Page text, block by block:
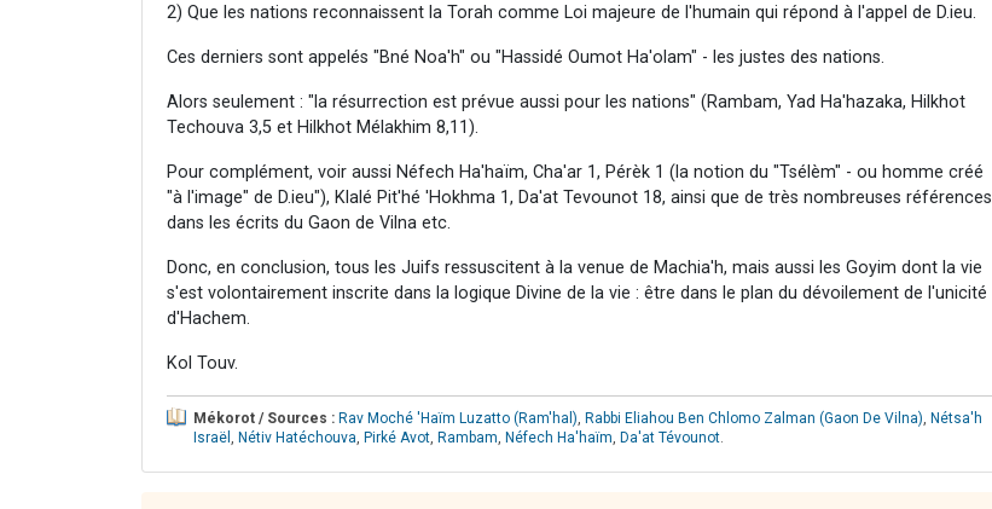
2) Que les nations reconnaissent la Torah comme Loi majeure de l'humain qui répond à l'appel de D.ieu.
Ces derniers sont appelés "Bné Noa'h" ou "Hassidé Oumot Ha'olam" - les justes des nations.
Alors seulement : "la résurrection est prévue aussi pour les nations" (Rambam, Yad Ha'hazaka, Hilkhot
Techouva 3,5 et Hilkhot Mélakhim 8,11).
Pour complément, voir aussi Néfech Ha'haïm, Cha'ar 1, Pérèk 1 (la notion du "Tsélèm" - ou homme créé
"à l'image" de D.ieu"), Klalé Pit'hé 'Hokhma 1, Da'at Tevounot 18, ainsi que de très nombreuses références
dans les écrits du Gaon de Vilna etc.
Donc, en conclusion, tous les Juifs ressuscitent à la venue de Machia'h, mais aussi les Goyim dont la vie
s'est volontairement inscrite dans la logique Divine de la vie : être dans le plan du dévoilement de l'unicité
d'Hachem.
Kol Touv.
Mékorot / Sources : Rav Moché 'Haïm Luzatto (Ram'hal) Rabbi Eliahou Ben Chlomo Zalman (Gaon De Vilna) Nétsa'h
Israël
Nétiv Hatéchouva Pirké Avot Rambam Néfech Ha'haïm Da'at Tévounot